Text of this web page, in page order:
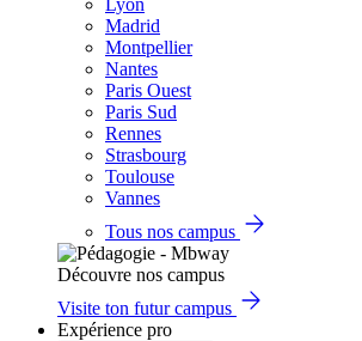
Lyon
Madrid
Montpellier
Nantes
Paris Ouest
Paris Sud
Rennes
Strasbourg
Toulouse
Vannes
Tous nos campus
Découvre nos campus
Visite ton futur campus
Expérience pro